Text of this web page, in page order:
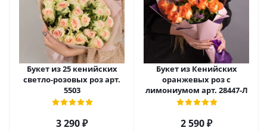
Букет из 25 кенийских
светло-розовых роз арт.
5503
3 290₽
Букет из Кенийских
оранжевых роз с
лимониумом арт. 28447-Л
2 590₽